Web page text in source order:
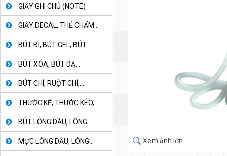
GIẤY GHI CHÚ (NOTE)
GIẤY DECAL, THẺ CHẤM...
BÚT BI, BÚT GEL, BÚT...
BÚT XÓA, BÚT DẠ...
BÚT CHÌ, RUỘT CHÌ,...
THƯỚC KẺ, THƯỚC KÉO,...
BÚT LÔNG DẦU, LÔNG...
MỰC LÔNG DẦU, LÔNG... Xem ảnh lớn